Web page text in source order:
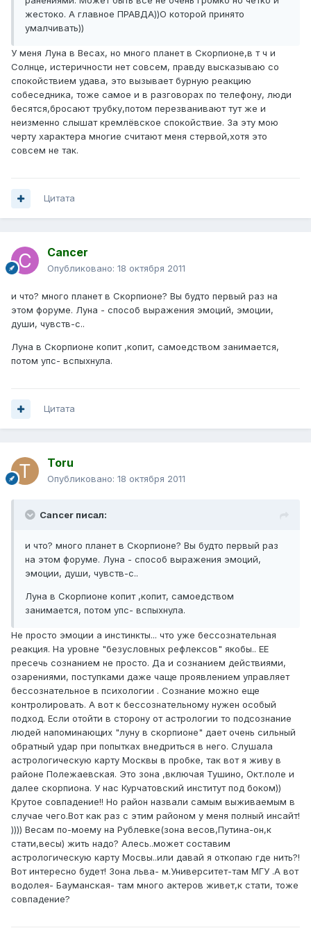
жестоко. А главное ПРАВДА))О которой принято
умалчивать))
У меня Луна в Весах, но много планет в Скорпионе,в т ч и
Солнце, истеричности нет совсем, правду высказываю со
спокойствием удава, это вызывает бурную реакцию
собеседника, тоже самое и в разговорах по телефону, люди
бесятся,бросают трубку,потом перезванивают тут же и
неизменно слышат кремлёвское спокойствие. За эту мою
черту характера многие считают меня стервой,хотя это
совсем не так.
Цитата
Cancer
Опубликовано: 18 октября 2011
и что? много планет в Скорпионе? Вы будто первый раз на
этом форуме. Луна - способ выражения эмоций, эмоции,
души, чувств-с..
Луна в Скорпионе копит ,копит, самоедством занимается,
потом упс- вспыхнула.
Цитата
Toru
Опубликовано: 18 октября 2011
Cancer писал:
и что? много планет в Скорпионе? Вы будто первый раз
на этом форуме. Луна - способ выражения эмоций,
эмоции, души, чувств-с..
Луна в Скорпионе копит ,копит, самоедством
занимается, потом упс- вспыхнула.
Не просто эмоции а инстинкты... что уже бессознательная
реакция. На уровне "безусловных рефлексов" якобы.. ЕЕ
пресечь сознанием не просто. Да и сознанием действиями,
озарениями, поступками даже чаще проявлением управляет
бессознательное в психологии . Сознание можно еще
контролировать. А вот к бессознательному нужен особый
подход. Если отойти в сторону от астрологии то подсознание
людей напоминающих "луну в скорпионе" дает очень сильный
обратный удар при попытках внедриться в него. Слушала
астрологическую карту Москвы в пробке, так вот я живу в
районе Полежаевская. Это зона ,включая Тушино, Окт.поле и
далее скорпиона. У нас Курчатовский институт под боком))
Крутое совпадение!! Но район назвали самым выживаемым в
случае чего.Вот как раз с этим районом у меня полный инсайт!
)))) Весам по-моему на Рублевке(зона весов,Путина-он,к
стати,весы) жить надо? Алесь..может составим
астрологическую карту Мосвы..или давай я откопаю где нить?!
Вот интересно будет! Зона льва- м.Университет-там МГУ .А вот
водолея- Бауманская- там много актеров живет,к стати, тоже
совпадение?